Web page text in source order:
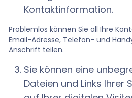
Kontaktinformation.
Problemlos können Sie all Ihre
Email-Adresse, Telefon- und
Anschrift teilen.
Sie können eine
Dateien und Links Ihrer